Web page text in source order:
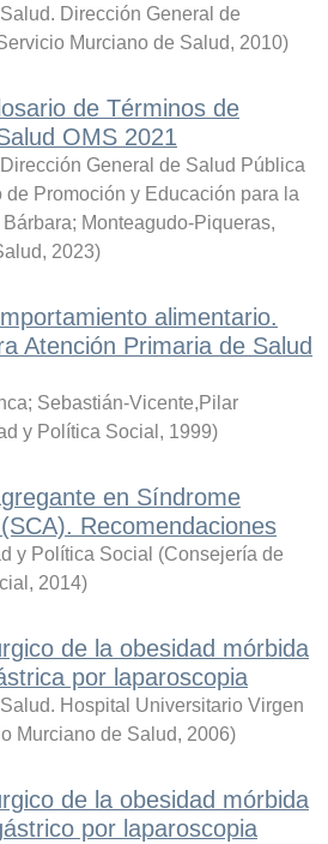
Dirección General de
Murciano de Salud, 2010)
de Términos de
OMS 2021
General de Salud Pública
Promoción y Educación para la
; Monteagudo-Piqueras,
, 2023)
alimentario.
Atención Primaria de Salud
; Sebastián-Vicente,Pilar
y Política Social , 1999)
en Síndrome
Recomendaciones
y Política Social (Consejería de
, 2014)
de la obesidad mórbida
por laparoscopia
Hospital Universitario Virgen
Murciano de Salud, 2006)
de la obesidad mórbida
por laparoscopia